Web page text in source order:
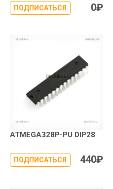
ПОДПИСАТЬСЯ 0₽
ATMEGA328P-PU DIP28
ПОДПИСАТЬСЯ 440₽